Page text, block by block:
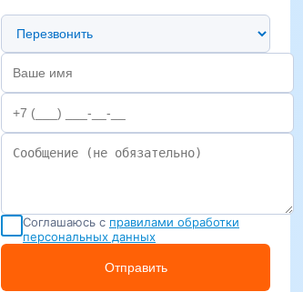
Предпочтительный способ связи
Соглашаюсь с правилами обработки
персональных данных
Отправить